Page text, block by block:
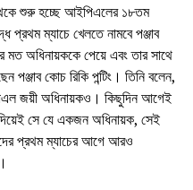
শুরু হচ্ছে আইপিএলের ১৮তম
প্রথম ম্যাচে খেলতে নামবে পঞ্জাব
অধিনায়ককে পেয়ে এবং তার সাথে
কোচ রিকি পন্টিং। তিনি বলেন,
জয়ী অধিনায়কও। কিছুদিন আগেই
সে যে একজন অধিনায়ক, সেই
প্রথম ম্যাচের আগে আরও